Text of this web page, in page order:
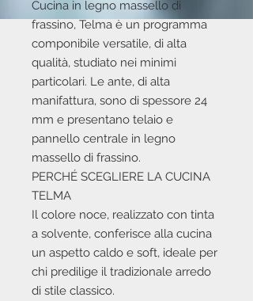
Cucina in legno massello di
frassino, Telma è un programma
componibile versatile, di alta
qualità, studiato nei minimi
particolari. Le ante, di alta
manifattura, sono di spessore 24
mm e presentano telaio e
pannello centrale in legno
massello di frassino.
PERCHÉ SCEGLIERE LA CUCINA
TELMA
Il colore noce, realizzato con tinta
a solvente, conferisce alla cucina
un aspetto caldo e soft, ideale per
chi predilige il tradizionale arredo
di stile classico.